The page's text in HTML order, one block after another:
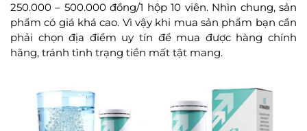
250.000 – 500.000 đồng/1 hộp 10 viên. Nhìn chung, sản
phẩm có giá khá cao. Vì vậy khi mua sản phẩm bạn cần
phải chọn địa điểm uy tín để mua được hàng chính
hãng, tránh tình trạng tiền mất tật mang.